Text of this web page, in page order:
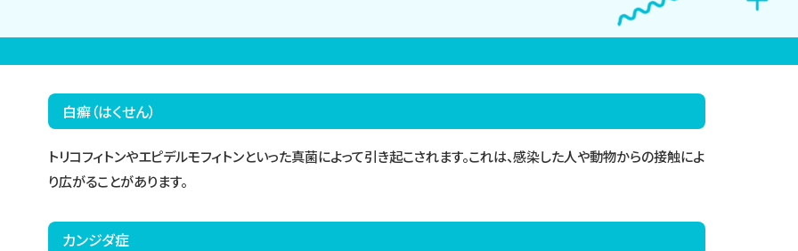
白癬（はくせん）
トリコフィトンやエピデルモフィトンといった真菌によって引き起こされます。これは、感染した人や動物からの接触によ
り広がることがあります。
カンジダ症